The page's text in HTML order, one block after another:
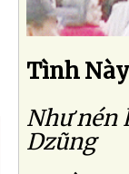
Tình
Như nén
Dzũng